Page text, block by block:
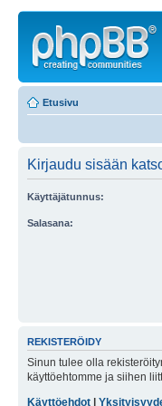
Etusivu
Kirjaudu sisään
Käyttäjätunnus:
Salasana:
REKISTERÖIDY
Sinun tulee olla
käyttöehtomme ja siihen
Käyttöehdot